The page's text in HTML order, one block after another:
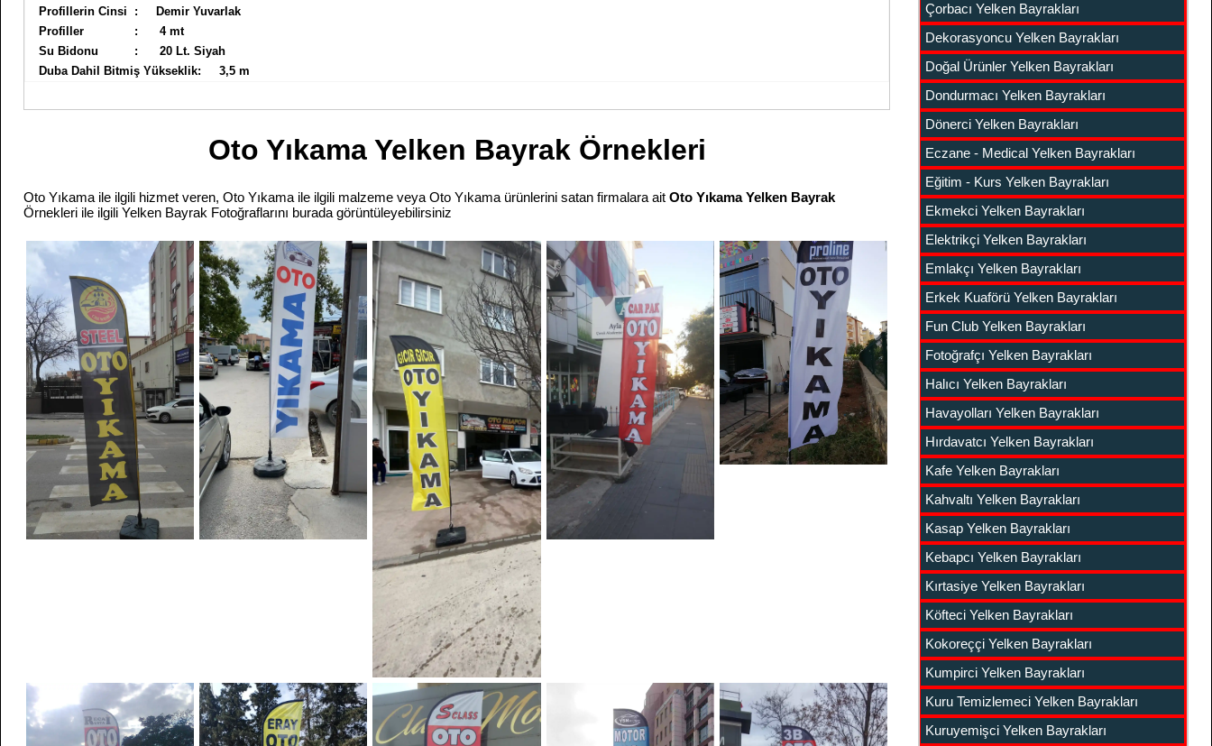
Profillerin Cinsi : Demir Yuvarlak
Profiller : 4 mt
Su Bidonu : 20 Lt. Siyah
Duba Dahil Bitmiş Yükseklik: 3,5 m
Oto Yıkama Yelken Bayrak Örnekleri
Oto Yıkama ile ilgili hizmet veren, Oto Yıkama ile ilgili malzeme veya Oto Yıkama ürünlerini satan firmalara ait Oto Yıkama Yelken Bayrak
Örnekleri ile ilgili Yelken Bayrak Fotoğraflarını burada görüntüleyebilirsiniz
Çorbacı Yelken Bayrakları
Dekorasyoncu Yelken Bayrakları
Doğal Ürünler Yelken Bayrakları
Dondurmacı Yelken Bayrakları
Dönerci Yelken Bayrakları
Eczane - Medical Yelken Bayrakları
Eğitim - Kurs Yelken Bayrakları
Ekmekci Yelken Bayrakları
Elektrikçi Yelken Bayrakları
Emlakçı Yelken Bayrakları
Erkek Kuaförü Yelken Bayrakları
Fun Club Yelken Bayrakları
Fotoğrafçı Yelken Bayrakları
Halıcı Yelken Bayrakları
Havayolları Yelken Bayrakları
Hırdavatcı Yelken Bayrakları
Kafe Yelken Bayrakları
Kahvaltı Yelken Bayrakları
Kasap Yelken Bayrakları
Kebapcı Yelken Bayrakları
Kırtasiye Yelken Bayrakları
Köfteci Yelken Bayrakları
Kokoreççi Yelken Bayrakları
Kumpirci Yelken Bayrakları
Kuru Temizlemeci Yelken Bayrakları
Kuruyemişci Yelken Bayrakları